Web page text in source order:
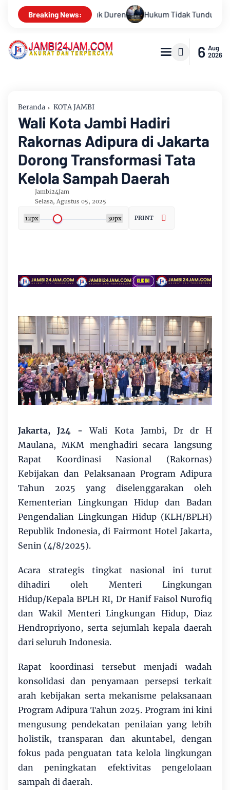
Breaking News:
Tidak Tunduk pada Persepsi: Kritik Terhadap Monopoli
6 Aug
2026
Beranda KOTA JAMBI
Wali Kota Jambi Hadiri
Rakornas Adipura di Jakarta
Dorong Transformasi Tata
Kelola Sampah Daerah
Jambi24Jam
Selasa, Agustus 05, 2025
12px 30px PRINT
Jakarta, J24 - Wali Kota Jambi, Dr dr H
Maulana, MKM menghadiri secara langsung
Rapat Koordinasi Nasional (Rakornas)
Kebijakan dan Pelaksanaan Program Adipura
Tahun 2025 yang diselenggarakan oleh
Kementerian Lingkungan Hidup dan Badan
Pengendalian Lingkungan Hidup (KLH/BPLH)
Republik Indonesia, di Fairmont Hotel Jakarta,
Senin (4/8/2025).
Acara strategis tingkat nasional ini turut
dihadiri oleh Menteri Lingkungan
Hidup/Kepala BPLH RI, Dr Hanif Faisol Nurofiq
dan Wakil Menteri Lingkungan Hidup, Diaz
Hendropriyono, serta sejumlah kepala daerah
dari seluruh Indonesia.
Rapat koordinasi tersebut menjadi wadah
konsolidasi dan penyamaan persepsi terkait
arah kebijakan serta mekanisme pelaksanaan
Program Adipura Tahun 2025. Program ini kini
mengusung pendekatan penilaian yang lebih
holistik, transparan dan akuntabel, dengan
fokus pada penguatan tata kelola lingkungan
dan peningkatan efektivitas pengelolaan
sampah di daerah.